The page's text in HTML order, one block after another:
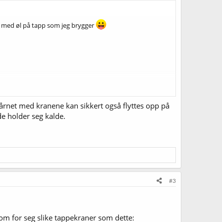
øl på tapp som jeg brygger
med kranene kan sikkert også flyttes opp på
holder seg kalde.
#3
for seg slike tappekraner som dette: